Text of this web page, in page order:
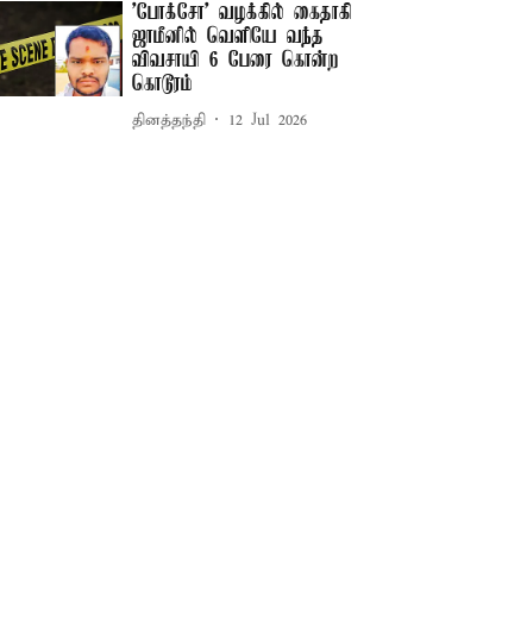
'போக்சோ' வழக்கில் கைதாகி
ஜாமீனில் வெளியே வந்த
விவசாயி 6 பேரை கொன்ற
கொடூரம்
தினத்தந்தி 12 Jul 2026